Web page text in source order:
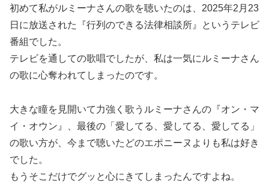
初めて私がルミーナさんの歌を聴いたのは、2025年2月23
日に放送された『行列のできる法律相談所』というテレビ
番組でした。
テレビを通しての歌唱でしたが、私は一気にルミーナさん
の歌に心奪われてしまったのです。
大きな瞳を見開いて力強く歌うルミーナさんの『オン・マ
イ・オウン』、最後の「愛してる、愛してる、愛してる」
の歌い方が、今まで聴いたどのエポニーヌよりも私は好き
でした。
もうそこだけでグッと心にきてしまったんですよね。